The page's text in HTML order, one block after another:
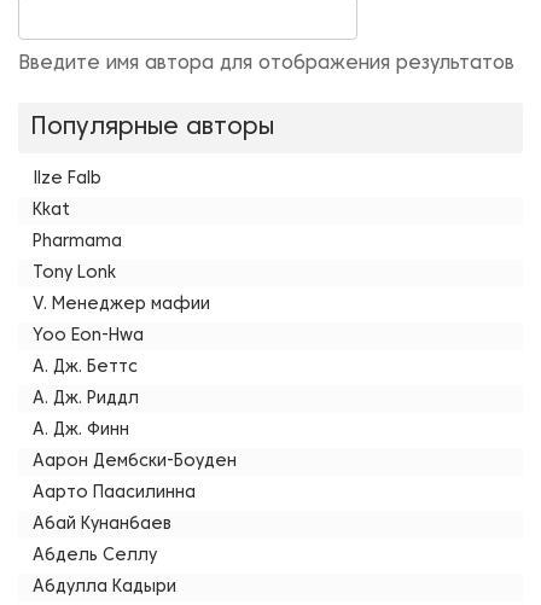
Введите имя автора для отображения результатов
Популярные авторы
Ilze Falb
Kkat
Pharmama
Tony Lonk
V. Менеджер мафии
Yoo Eon-Hwa
А. Дж. Беттс
А. Дж. Риддл
А. Дж. Финн
Аарон Дембски-Боуден
Аарто Паасилинна
Абай Кунанбаев
Абдель Селлу
Абдулла Кадыри